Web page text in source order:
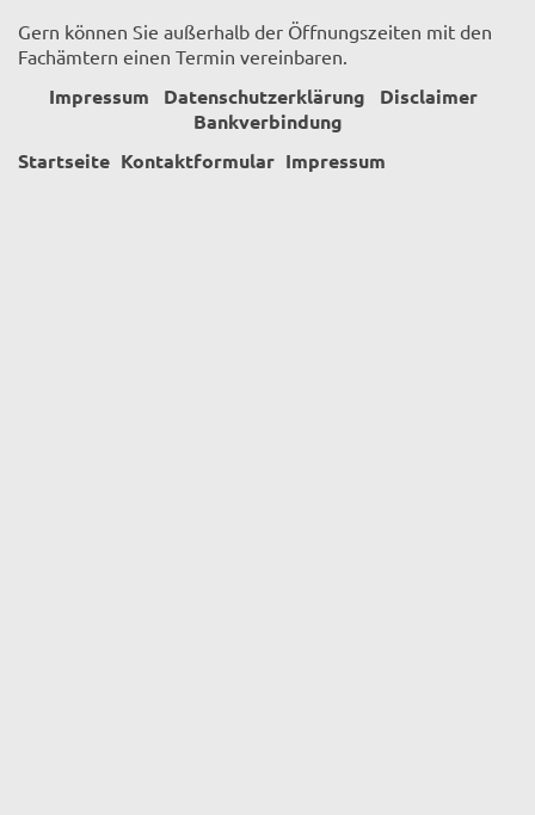
Gern können Sie außerhalb der Öffnungszeiten mit den
Fachämtern einen Termin vereinbaren.
Impressum Datenschutzerklärung
Disclaimer
Bankverbindung
Startseite Kontaktformular Impressum